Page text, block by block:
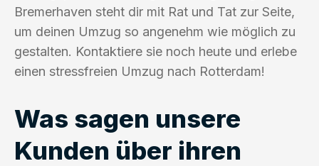
Bremerhaven steht dir mit Rat und Tat zur Seite,
um deinen Umzug so angenehm wie möglich zu
gestalten. Kontaktiere sie noch heute und erlebe
einen stressfreien Umzug nach Rotterdam!
Was sagen unsere
Kunden über ihren